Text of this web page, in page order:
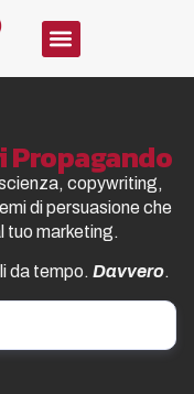
Propagando
copywriting,
di persuasione che
tuo marketing.
da tempo. Davvero.